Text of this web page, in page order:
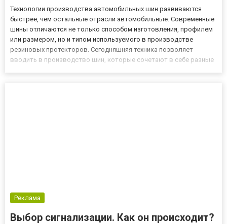
Технологии производства автомобильных шин развиваются
быстрее, чем остальные отрасли автомобильные. Современные
шины отличаются не только способом изготовления, профилем
или размером, но и типом используемого в производстве
резиновых протекторов. Сегодняшняя техника позволяет
вводить в производство шин, которые сочетают в себе разные
Реклама
Выбор сигнализации. Как он происходит?